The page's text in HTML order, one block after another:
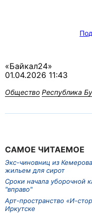
«Байкал24»
01.04.2026 11:43
Общество Республика
САМОЕ ЧИТАЕМОЕ
Экс-чиновниц из
жильем для сирот
Сроки начала уборочной
"вправо"
Арт-пространство «И-
Иркутске